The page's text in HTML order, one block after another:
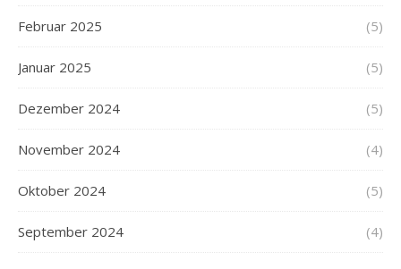
Februar 2025 (5)
Januar 2025 (5)
Dezember 2024 (5)
November 2024 (4)
Oktober 2024 (5)
September 2024 (4)